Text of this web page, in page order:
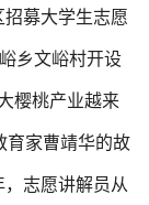
招募大学生志愿
乡文峪村开设
樱桃产业越来
育家曹靖华的故
志愿讲解员从